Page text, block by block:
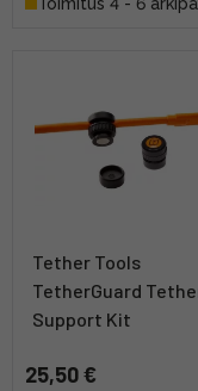
Tether Tools
TetherGuard
Support Kit
25,50 €